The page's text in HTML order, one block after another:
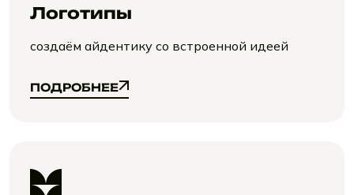
Логотипы
создаём айдентику со встроенной идеей
ПОДРОБНЕЕ
ПОДРОБНЕЕ